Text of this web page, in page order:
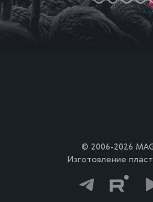
© 2006-2026
Изготовление